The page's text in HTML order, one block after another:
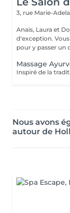
3, rue Marie-
Anais, Laura et
d'exception. Vous serez accueillis dans un cadre raffiné et feutré
pour y passer un
Massage
Nous avons
autour de